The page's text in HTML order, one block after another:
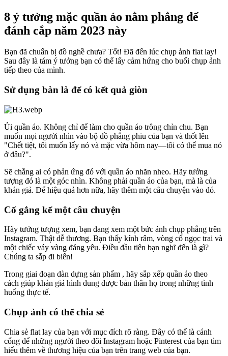
8 ý tưởng mặc quần áo nằm phẳng để
đánh cắp năm 2023 này
Bạn đã chuẩn bị đồ nghề chưa? Tốt! Đã đến lúc chụp ảnh flat lay!
Sau đây là tám ý tưởng bạn có thể lấy cảm hứng cho buổi chụp ảnh
tiếp theo của mình.
Sử dụng bàn là để có kết quả giòn
Ủi quần áo. Không chỉ để làm cho quần áo trông chỉn chu. Bạn
muốn mọi người nhìn vào bộ đồ phẳng phiu của bạn và thốt lên
"Chết tiệt, tôi muốn lấy nó và mặc vừa hôm nay—tôi có thể mua nó
ở đâu?".
Sẽ chẳng ai có phản ứng đó với quần áo nhăn nheo. Hãy tưởng
tượng đó là một góc nhìn. Không phải quần áo của bạn, mà là của
khán giả. Để hiệu quả hơn nữa, hãy thêm một câu chuyện vào đó.
Cố gắng kể một câu chuyện
Hãy tưởng tượng xem, bạn đang xem một bức ảnh chụp phẳng trên
Instagram. Thật dễ thương. Bạn thấy kính râm, vòng cổ ngọc trai và
một chiếc váy vàng đáng yêu. Điều đầu tiên bạn nghĩ đến là gì?
Chúng ta sắp đi biển!
Trong giai đoạn dàn dựng sản phẩm , hãy sắp xếp quần áo theo
cách giúp khán giả hình dung được bản thân họ trong những tình
huống thực tế.
Chụp ảnh có thể chia sẻ
Chia sẻ flat lay của bạn với mục đích rõ ràng. Đây có thể là cánh
cổng để những người theo dõi Instagram hoặc Pinterest của bạn tìm
hiểu thêm về thương hiệu của bạn trên trang web của bạn.